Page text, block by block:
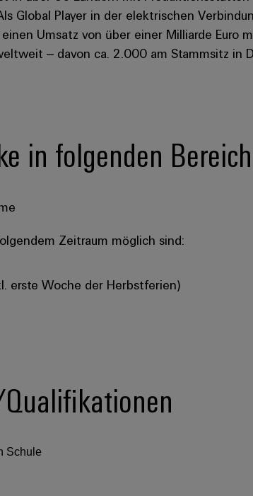
Global Player in der elektrischen
Umsatz von über einer Milliarde Euro
– davon ca. 2.000 am Stammsitz in
in folgenden Bereich
Zeitraum möglich sind:
erste Woche der Herbstferien)
Schule